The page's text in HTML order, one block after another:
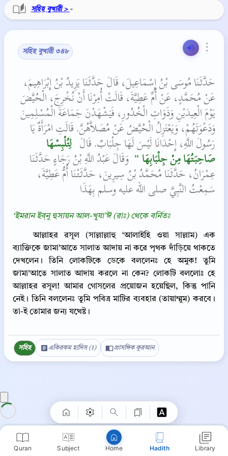
Quran Subject Home Hadith Library
সহিহ বুখারী > -
⋮
সহিহ বুখারী ৩৪৮
حَدَّثَنَا مُوسَى بْنُ إِسْمَاعِيلَ، قَالَ حَدَّثَنَا يَزِيدُ بْنُ إِبْرَاهِيمَ،
عَنْ مُحَمَّدٍ، عَنْ أُمِّ عَطِيَّةَ، قَالَتْ أُمِرْنَا أَنْ نُخْرِجَ، الْحُيَّضَ
يَوْمَ الْعِيدَيْنِ وَذَوَاتِ الْخُدُورِ، فَيَشْهَدْنَ جَمَاعَةَ الْمُسْلِمِينَ
وَدَعْوَتَهُمْ، وَيَعْتَزِلُ الْحُيَّضُ عَنْ مُصَلاَّهُنَّ‏.‏ قَالَتِ امْرَأَةٌ يَا
رَسُولَ اللَّهِ، إِحْدَانَا لَيْسَ لَهَا جِلْبَابٌ‏.‏ قَالَ ‏
‏ لِتُلْبِسْهَا
صَاحِبَتُهَا مِنْ جِلْبَابِهَا ‏" ‏‏‏ وَقَالَ عَبْدُ اللَّهِ بْنُ رَجَاءٍ حَدَّثَنَا
عِمْرَانُ، حَدَّثَنَا مُحَمَّدُ بْنُ سِيرِينَ، حَدَّثَتْنَا أُمُّ عَطِيَّةَ،
سَمِعْتُ النَّبِيَّ صلى الله عليه وسلم بِهَذَا‏‏
‘ইমরান ইব্‌নু হুসায়ন আল-খু্যা’ঈ (রাঃ) থেকে বর্নিতঃ
আল্লাহর রসূল (সাল্লাল্লাহু ‘আলাইহি ওয়া সাল্লাম) এক
ব্যাক্তিকে জামা’আতে সালাত আদায় না করে পৃথক দাঁড়িয়ে থাকতে
দেখলেন। তিনি লোকটিকে ডেকে বললেনঃ হে অমুক! তুমি
জামা’আতে সালাত আদায় করলে না কেন? লোকটি বললোঃ হে
আল্লাহর রসূল! আমার গোসলের প্রয়োজন হয়েছিল, কিন্তু পানি
নেই। তিনি বললেনঃ তুমি পবিত্র মাটির ব্যবহার (তায়াম্মুম) করবে।
তা-ই তোমার জন্য যথেষ্ট।
সহিহ একিরকম হাদিস (1) প্রাসঙ্গিক কুরআন